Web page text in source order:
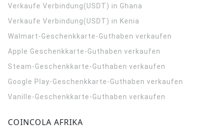
Verkaufe Verbindung(USDT) in Ghana
Verkaufe Verbindung(USDT) in Kenia
Walmart-Geschenkkarte-Guthaben verkaufen
Apple Geschenkkarte-Guthaben verkaufen
Steam-Geschenkkarte-Guthaben verkaufen
Google Play-Geschenkkarte-Guthaben verkaufen
Vanille-Geschenkkarte-Guthaben verkaufen
COINCOLA AFRIKA